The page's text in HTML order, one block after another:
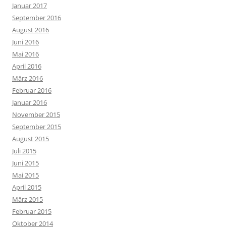
Januar 2017
September 2016
August 2016
Juni 2016
Mai 2016
April 2016
März 2016
Februar 2016
Januar 2016
November 2015
September 2015
August 2015
Juli 2015
Juni 2015
Mai 2015
April 2015
März 2015
Februar 2015
Oktober 2014